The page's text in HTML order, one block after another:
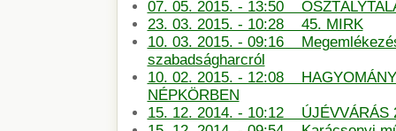
07. 05. 2015. - 13:50
23. 03. 2015. - 10:28 45. MIRK
10. 03. 2015. - 09:16
szabadságharcról
10. 02. 2015. - 12:08
NÉPKÖRBEN
15. 12. 2014. - 10:12 ÚJÉVVÁRÁS